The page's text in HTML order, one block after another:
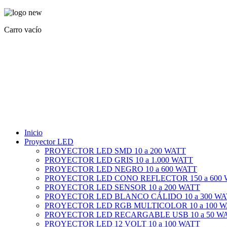
Carro vacío
Inicio
Proyector LED
PROYECTOR LED SMD 10 a 200 WATT
PROYECTOR LED GRIS 10 a 1.000 WATT
PROYECTOR LED NEGRO 10 a 600 WATT
PROYECTOR LED CONO REFLECTOR 150 a 600
PROYECTOR LED SENSOR 10 a 200 WATT
PROYECTOR LED BLANCO CÁLIDO 10 a 300
PROYECTOR LED RGB MULTICOLOR 10 a 100
PROYECTOR LED RECARGABLE USB 10 a 50
PROYECTOR LED 12 VOLT 10 a 100 WATT